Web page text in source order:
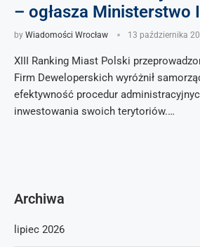
– ogłasza Ministerstwo
by Wiadomości Wrocław 13 października
XIII Ranking Miast Polski
Firm Deweloperskich wyróżnił
efektywność procedur
inwestowania swoich terytoriów.…
Archiwa
lipiec 2026